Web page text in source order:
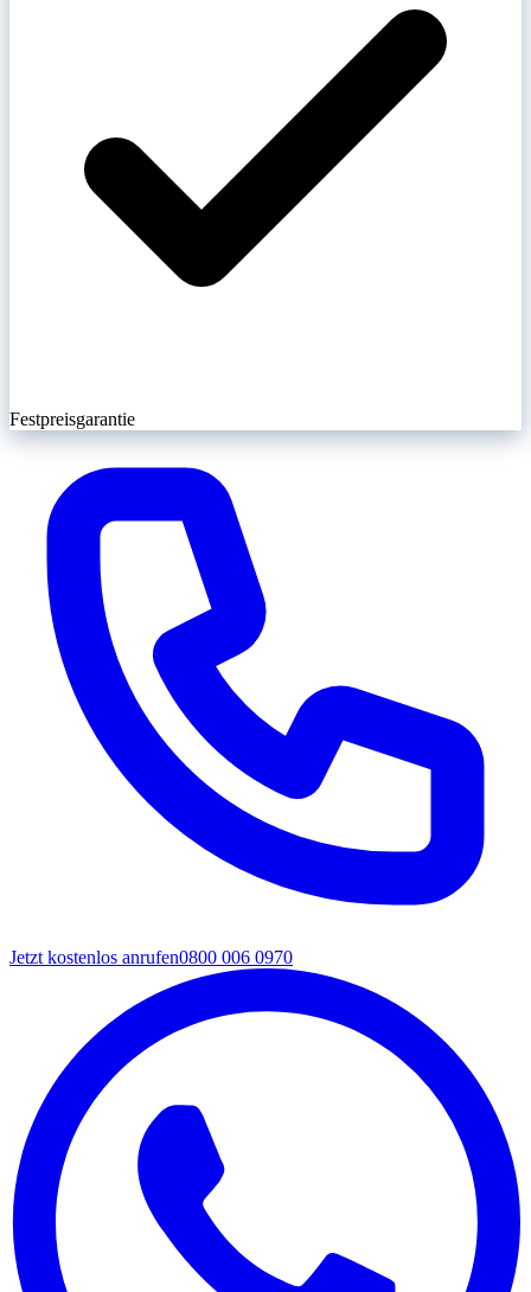
Festpreisgarantie
Jetzt kostenlos anrufen0800 006 0970